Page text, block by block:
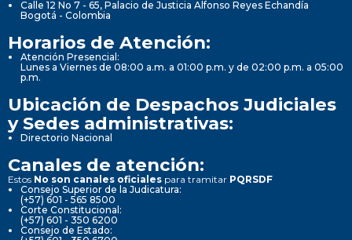
Calle 12 No 7 - 65, Palacio de Justicia Alfonso Reyes Echandía
Bogotá - Colombia
Horarios de Atención:
Atención Presencial:
Lunes a Viernes de 08:00 a.m. a 01:00 p.m. y de 02:00 p.m. a 05:00
p.m.
Ubicación de Despachos Judiciales
y Sedes administrativas:
Directorio Nacional
Canales de atención:
Estos No son canales oficiales para tramitar PQRSDF
Consejo Superior de la Judicatura:
(+57) 601 - 565 8500
Corte Constitucional:
(+57) 601 - 350 6200
Consejo de Estado: